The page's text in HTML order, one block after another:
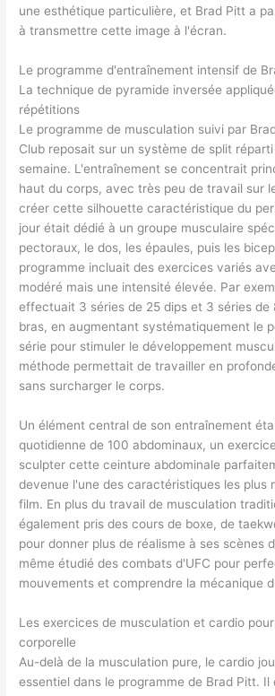
une esthétique particulière, et Brad Pitt a
à transmettre cette image à l'écran.
Le programme d'entraînement intensif de
La technique de pyramide inversée
répétitions
Le programme de musculation suivi par
Club reposait sur un système de split
semaine. L'entraînement se concentrait
haut du corps, avec très peu de travail sur
créer cette silhouette caractéristique du
jour était dédié à un groupe musculaire
pectoraux, le dos, les épaules, puis les
programme incluait des exercices variés
modéré mais une intensité élevée. Par
effectuait 3 séries de 25 dips et 3 séries de
bras, en augmentant systématiquement le
série pour stimuler le développement
méthode permettait de travailler en
sans surcharger le corps.
Un élément central de son entraînement
quotidienne de 100 abdominaux, un
sculpter cette ceinture abdominale
devenue l'une des caractéristiques les plus
film. En plus du travail de musculation
également pris des cours de boxe, de
pour donner plus de réalisme à ses scènes
même étudié des combats d'UFC pour
mouvements et comprendre la mécanique
Les exercices de musculation et cardio
corporelle
Au-delà de la musculation pure, le cardio
essentiel dans le programme de Brad Pitt.